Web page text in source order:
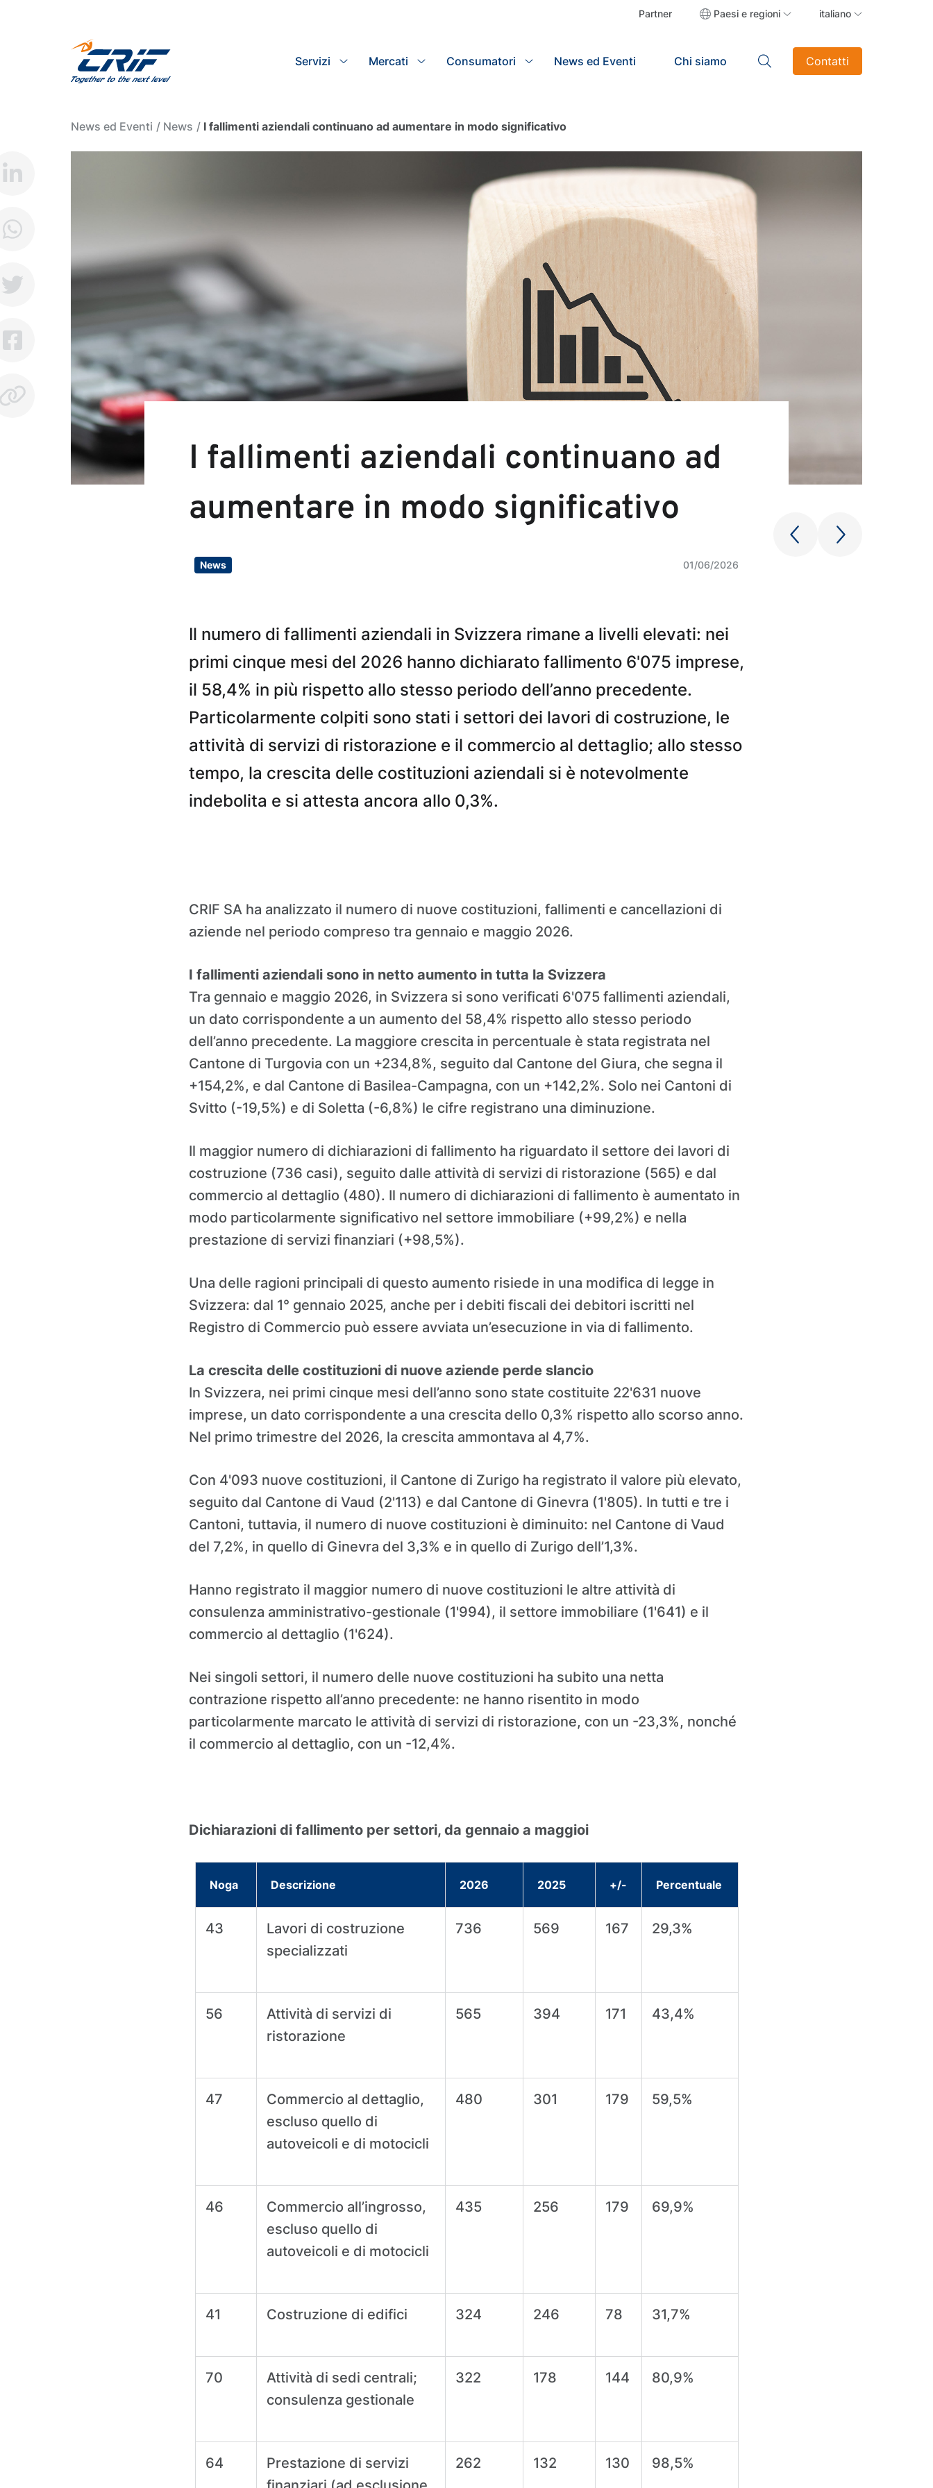
Partner Paesi e regioni italiano
Servizi Mercati Consumatori News ed Eventi Chi siamo
Search Contatti
News ed Eventi News I fallimenti aziendali continuano ad aumentare in modo significativo
I fallimenti aziendali continuano ad
aumentare in modo significativo
News 01/06/2026
Il numero di fallimenti aziendali in Svizzera rimane a livelli elevati: nei
primi cinque mesi del 2026 hanno dichiarato fallimento 6'075 imprese,
il 58,4% in più rispetto allo stesso periodo dell’anno precedente.
Particolarmente colpiti sono stati i settori dei lavori di costruzione, le
attività di servizi di ristorazione e il commercio al dettaglio; allo stesso
tempo, la crescita delle costituzioni aziendali si è notevolmente
indebolita e si attesta ancora allo 0,3%.
CRIF SA ha analizzato il numero di nuove costituzioni, fallimenti e cancellazioni di
aziende nel periodo compreso tra gennaio e maggio 2026.
I fallimenti aziendali sono in netto aumento in tutta la Svizzera
Tra gennaio e maggio 2026, in Svizzera si sono verificati 6'075 fallimenti aziendali,
un dato corrispondente a un aumento del 58,4% rispetto allo stesso periodo
dell’anno precedente. La maggiore crescita in percentuale è stata registrata nel
Cantone di Turgovia con un +234,8%, seguito dal Cantone del Giura, che segna il
+154,2%, e dal Cantone di Basilea-Campagna, con un +142,2%. Solo nei Cantoni di
Svitto (-19,5%) e di Soletta (-6,8%) le cifre registrano una diminuzione.
Il maggior numero di dichiarazioni di fallimento ha riguardato il settore dei lavori di
costruzione (736 casi), seguito dalle attività di servizi di ristorazione (565) e dal
commercio al dettaglio (480). Il numero di dichiarazioni di fallimento è aumentato in
modo particolarmente significativo nel settore immobiliare (+99,2%) e nella
prestazione di servizi finanziari (+98,5%).
Una delle ragioni principali di questo aumento risiede in una modifica di legge in
Svizzera: dal 1° gennaio 2025, anche per i debiti fiscali dei debitori iscritti nel
Registro di Commercio può essere avviata un’esecuzione in via di fallimento.
La crescita delle costituzioni di nuove aziende perde slancio
In Svizzera, nei primi cinque mesi dell’anno sono state costituite 22'631 nuove
imprese, un dato corrispondente a una crescita dello 0,3% rispetto allo scorso anno.
Nel primo trimestre del 2026, la crescita ammontava al 4,7%.
Con 4'093 nuove costituzioni, il Cantone di Zurigo ha registrato il valore più elevato,
seguito dal Cantone di Vaud (2'113) e dal Cantone di Ginevra (1'805). In tutti e tre i
Cantoni, tuttavia, il numero di nuove costituzioni è diminuito: nel Cantone di Vaud
del 7,2%, in quello di Ginevra del 3,3% e in quello di Zurigo dell’1,3%.
Hanno registrato il maggior numero di nuove costituzioni le altre attività di
consulenza amministrativo-gestionale (1'994), il settore immobiliare (1'641) e il
commercio al dettaglio (1'624).
Nei singoli settori, il numero delle nuove costituzioni ha subito una netta
contrazione rispetto all’anno precedente: ne hanno risentito in modo
particolarmente marcato le attività di servizi di ristorazione, con un -23,3%, nonché
il commercio al dettaglio, con un -12,4%.
Dichiarazioni di fallimento per settori, da gennaio a maggioi
Noga Descrizione 2026 2025 +/- Percentuale
43
Lavori di costruzione
specializzati
736 569 167 29,3%
56
Attività di servizi di
ristorazione
565 394 171 43,4%
47
Commercio al dettaglio,
escluso quello di
autoveicoli e di motocicli
480 301 179 59,5%
46
Commercio all’ingrosso,
escluso quello di
autoveicoli e di motocicli
435 256 179 69,9%
41 Costruzione di edifici 324 246 78 31,7%
70
Attività di sedi centrali;
consulenza gestionale
322 178 144 80,9%
64
Prestazione di servizi
262 132 130 98,5%